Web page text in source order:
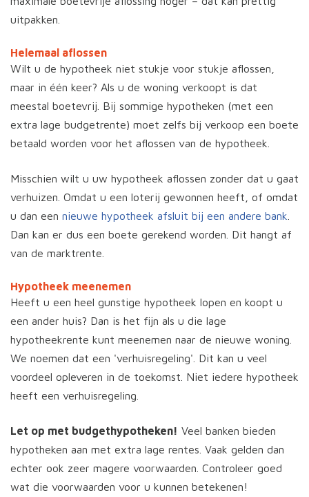
uitpakken.
Helemaal aflossen
Wilt u de hypotheek niet stukje voor stukje aflossen,
maar in één keer? Als u de woning verkoopt is dat
meestal boetevrij. Bij sommige hypotheken (met een
extra lage budgetrente) moet zelfs bij verkoop een boete
betaald worden voor het aflossen van de hypotheek.
Misschien wilt u uw hypotheek aflossen zonder dat u gaat
verhuizen. Omdat u een loterij gewonnen heeft, of omdat
u dan een nieuwe hypotheek afsluit bij een andere bank
Dan kan er dus een boete gerekend worden. Dit hangt af
van de marktrente.
Hypotheek meenemen
Heeft u een heel gunstige hypotheek lopen en koopt u
een ander huis? Dan is het fijn als u die lage
hypotheekrente kunt meenemen naar de nieuwe woning.
We noemen dat een 'verhuisregeling'. Dit kan u veel
voordeel opleveren in de toekomst. Niet iedere hypotheek
heeft een verhuisregeling.
Let op met budgethypotheken! Veel banken bieden
hypotheken aan met extra lage rentes. Vaak gelden dan
echter ook zeer magere voorwaarden. Controleer goed
wat die voorwaarden voor u kunnen betekenen!